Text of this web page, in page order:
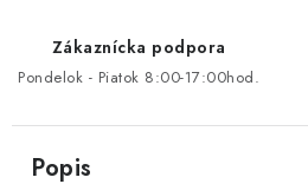
Zákaznícka podpora
Pondelok - Piatok 8:00-17:00hod.
Popis